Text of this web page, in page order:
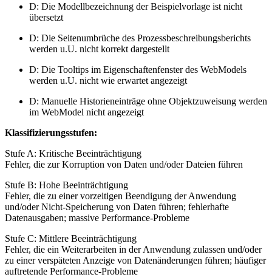
D: Die Modellbezeichnung der Beispielvorlage ist nicht
übersetzt
D: Die Seitenumbrüche des Prozessbeschreibungsberichts
werden u.U. nicht korrekt dargestellt
D: Die Tooltips im Eigenschaftenfenster des WebModels
werden u.U. nicht wie erwartet angezeigt
D: Manuelle Historieneinträge ohne Objektzuweisung werden
im WebModel nicht angezeigt
Klassifizierungsstufen:
Stufe A: Kritische Beeinträchtigung
Fehler, die zur Korruption von Daten und/oder Dateien führen
Stufe B: Hohe Beeinträchtigung
Fehler, die zu einer vorzeitigen Beendigung der Anwendung
und/oder Nicht-Speicherung von Daten führen; fehlerhafte
Datenausgaben; massive Performance-Probleme
Stufe C: Mittlere Beeinträchtigung
Fehler, die ein Weiterarbeiten in der Anwendung zulassen und/oder
zu einer verspäteten Anzeige von Datenänderungen führen; häufiger
auftretende Performance-Probleme